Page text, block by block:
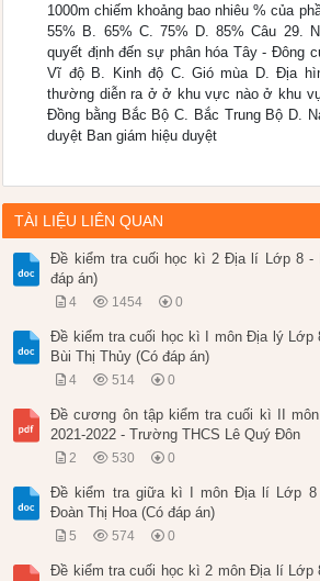
1000m chiếm khoảng bao nhiêu % của
55% B. 65% C. 75% D. 85% Câu 29.
quyết định đến sự phân hóa Tây - Đông
Vĩ độ B. Kinh độ C. Gió mùa D. Địa
thường diễn ra ở ở khu vực nào ở khu
Đồng bằng Bắc Bộ C. Bắc Trung Bộ D.
duyệt Ban giám hiệu duyệt
TÀI LIỆU LIÊN QUAN
Đề kiểm tra cuối học kì 2 Địa lí Lớp 8 -
đáp án)
4 1454 0
Đề kiểm tra cuối học kì I môn Địa lý Lớp
Bùi Thị Thủy (Có đáp án)
4 514 0
Đề cương ôn tập kiểm tra cuối kì II
2021-2022 - Trường THCS Lê Quý Đôn
2 530 0
Đề kiểm tra giữa kì I môn Địa lí Lớp 8
Đoàn Thị Hoa (Có đáp án)
5 574 0
Đề kiểm tra cuối học kì 2 môn Địa lí Lớp